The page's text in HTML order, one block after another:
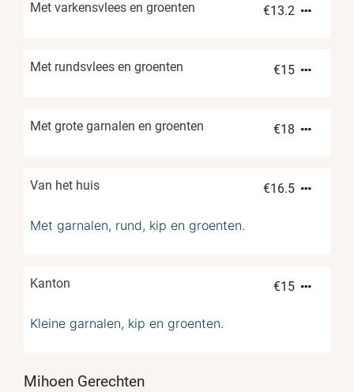
Met varkensvlees en groenten €13.2
Met rundsvlees en groenten €15
Met grote garnalen en groenten €18
Van het huis €16.5
Met garnalen, rund, kip en groenten.
Kanton €15
Kleine garnalen, kip en groenten.
Mihoen Gerechten